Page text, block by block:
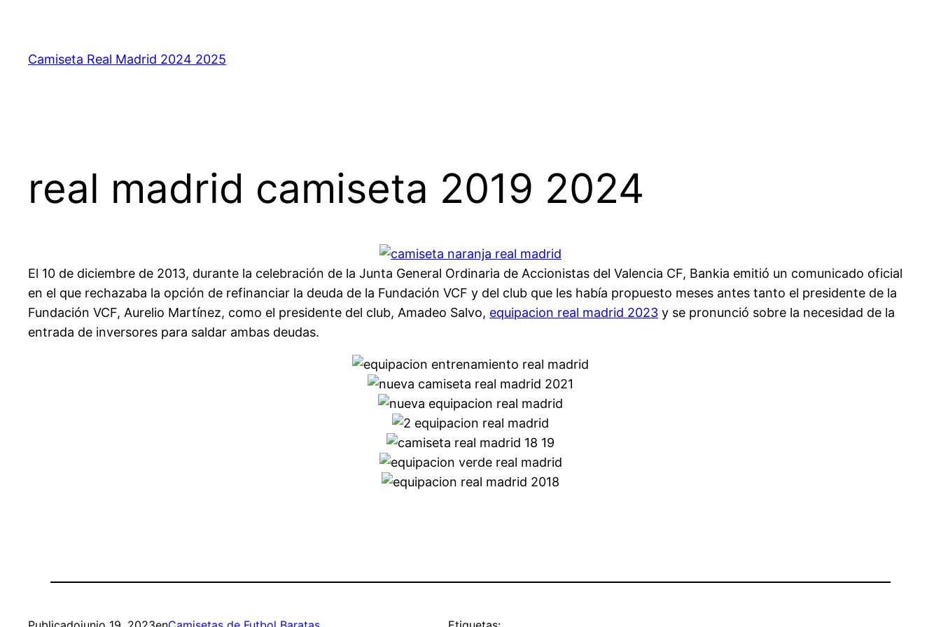
contenido
Camiseta Real Madrid 2024 2025
real madrid camiseta 2019 2024
El 10 de diciembre de 2013, durante la celebración de la Junta General Ordinaria de Accionistas del Valencia CF, Bankia emitió un comunicado oficial
en el que rechazaba la opción de refinanciar la deuda de la Fundación VCF y del club que les había propuesto meses antes tanto el presidente de la
Fundación VCF, Aurelio Martínez, como el presidente del club, Amadeo Salvo, equipacion real madrid 2023 y se pronunció sobre la necesidad de la
entrada de inversores para saldar ambas deudas.